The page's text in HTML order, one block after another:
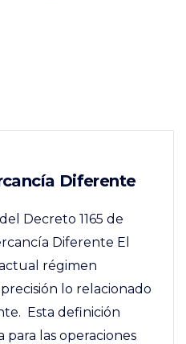
Diferente
Decreto 1165 de
Diferente El
actual régimen
lo relacionado
Esta definición
las operaciones